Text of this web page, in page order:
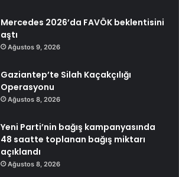
Mercedes 2026’da FAVÖK beklentisini
aştı
Ağustos 9, 2026
Gaziantep’te Silah Kaçakçılığı
Operasyonu
Ağustos 8, 2026
Yeni Parti’nin bağış kampanyasında
48 saatte toplanan bağış miktarı
açıklandı
Ağustos 8, 2026